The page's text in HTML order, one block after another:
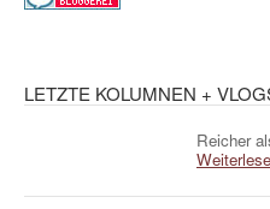
LETZTE KOLUMNEN +
Reicher